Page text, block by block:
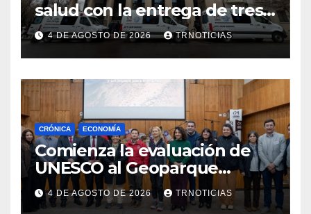
salud con la entrega de tres
nuevas ambulancias para
Cauquenes y Sagrada Familia
4 DE AGOSTO DE 2026 TRNOTICIAS
CRÓNICA ECONOMÍA
Comienza la evaluación de
UNESCO al Geoparque
Aspirante Pillanmapu en el
Maule
4 DE AGOSTO DE 2026 TRNOTICIAS